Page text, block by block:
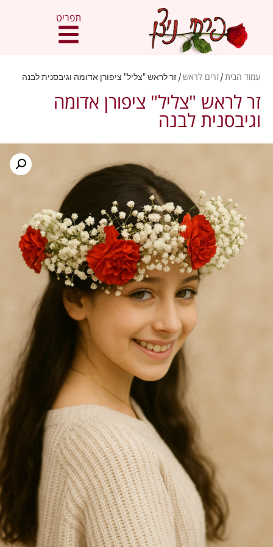
תפריט
עמוד הבית/זרים לראש/ זר לראש "צליל" ציפורן אדומה וגיבסנית לבנה
זר לראש "צליל" ציפורן אדומה
וגיבסנית לבנה